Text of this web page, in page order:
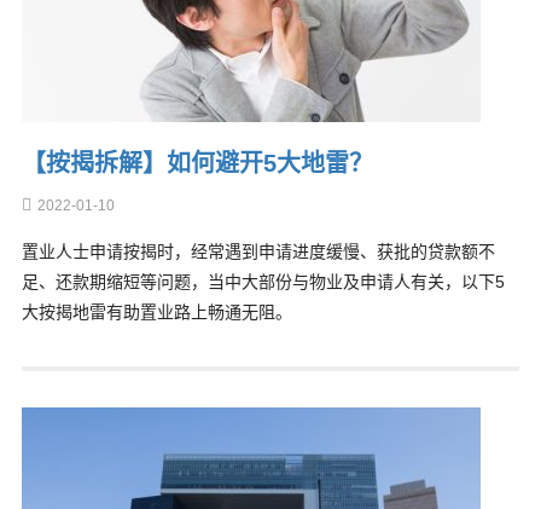
【按揭拆解】如何避开5大地雷？
2022-01-10
置业人士申请按揭时，经常遇到申请进度缓慢、获批的贷款额不
足、还款期缩短等问题，当中大部份与物业及申请人有关，以下5
大按揭地雷有助置业路上畅通无阻。